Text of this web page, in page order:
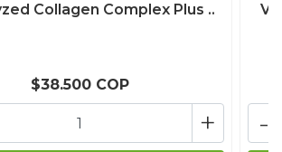
Collagen Complex Plus ..
$38.500 COP
+ -